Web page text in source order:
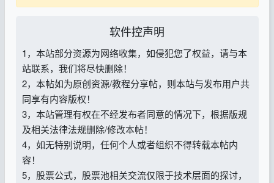
软件控声明
1，本站部分资源为网络收集，如侵犯您了权益，请与本
站联系，我们将尽快删除！
2，本帖如为原创资源/教程分享帖，则本站与发布用户共
同享有内容版权！
3，本站管理有权在不经发布者同意的情况下，根据版规
及相关法律法规删除/修改本帖！
4，如无特别说明，任何个人或者组织不得转载本帖内
容！
5，股票公式，股票池相关交流仅限于技术层面的探讨，